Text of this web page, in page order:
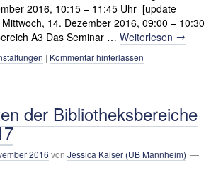
2016, 10:15 – 11:45 Uhr [update
14. Dezember 2016, 09:00 – 10:30
A3 Das Seminar … Weiterlesen →
| Kommentar hinterlassen
der Bibliotheksbereiche
2016 von Jessica Kaiser (UB Mannheim) —